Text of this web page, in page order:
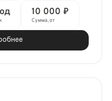
10 000 ₽
Сумма, от